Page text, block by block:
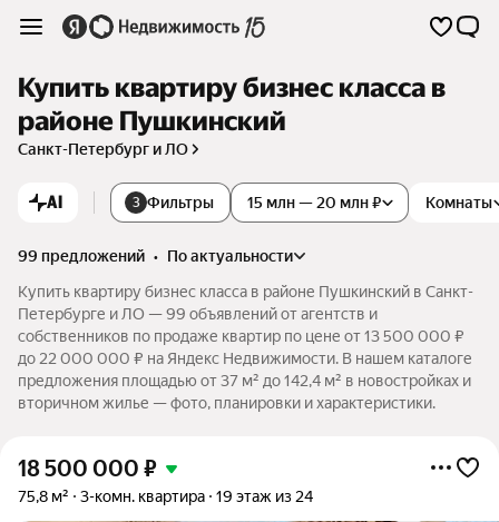
Купить квартиру бизнес класса в
районе Пушкинский
Санкт-Петербург и ЛО
AI 3 Фильтры Комнаты
15 млн — 20 млн ₽
99 предложений •
по актуальности
Купить квартиру бизнес класса в районе Пушкинский в Санкт-
Петербурге и ЛО — 99 объявлений от агентств и
собственников по продаже квартир по цене от 13 500 000 ₽
до 22 000 000 ₽ на Яндекс Недвижимости. В нашем каталоге
предложения площадью от 37 м² до 142,4 м² в новостройках и
вторичном жилье — фото, планировки и характеристики.
18 500 000 ₽
75,8 м² 3-комн. квартира 19 этаж из 24